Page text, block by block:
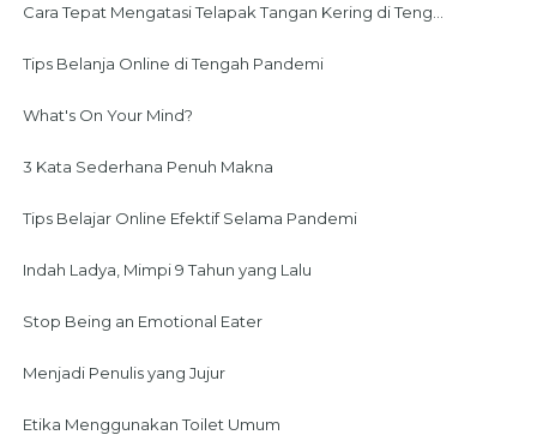
Cara Tepat Mengatasi Telapak Tangan Kering di Teng...
Tips Belanja Online di Tengah Pandemi
What's On Your Mind?
3 Kata Sederhana Penuh Makna
Tips Belajar Online Efektif Selama Pandemi
Indah Ladya, Mimpi 9 Tahun yang Lalu
Stop Being an Emotional Eater
Menjadi Penulis yang Jujur
Etika Menggunakan Toilet Umum